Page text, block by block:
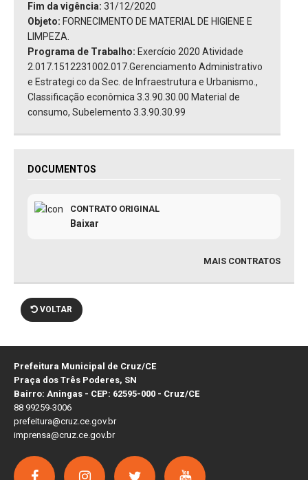
Fim da vigência: 31/12/2020
Objeto: FORNECIMENTO DE MATERIAL DE HIGIENE E
LIMPEZA.
Programa de Trabalho: Exercício 2020 Atividade
2.017.1512231002.017.Gerenciamento Administrativo
e Estrategi co da Sec. de Infraestrutura e Urbanismo.,
Classificação econômica 3.3.90.30.00 Material de
consumo, Subelemento 3.3.90.30.99
DOCUMENTOS
CONTRATO ORIGINAL
Baixar
MAIS CONTRATOS
VOLTAR
Prefeitura Municipal de Cruz/CE
Praça dos Três Poderes, SN
Bairro: Aningas - CEP: 62595-000 - Cruz/CE
88 99259-3006
prefeitura@cruz.ce.gov.br
imprensa@cruz.ce.gov.br